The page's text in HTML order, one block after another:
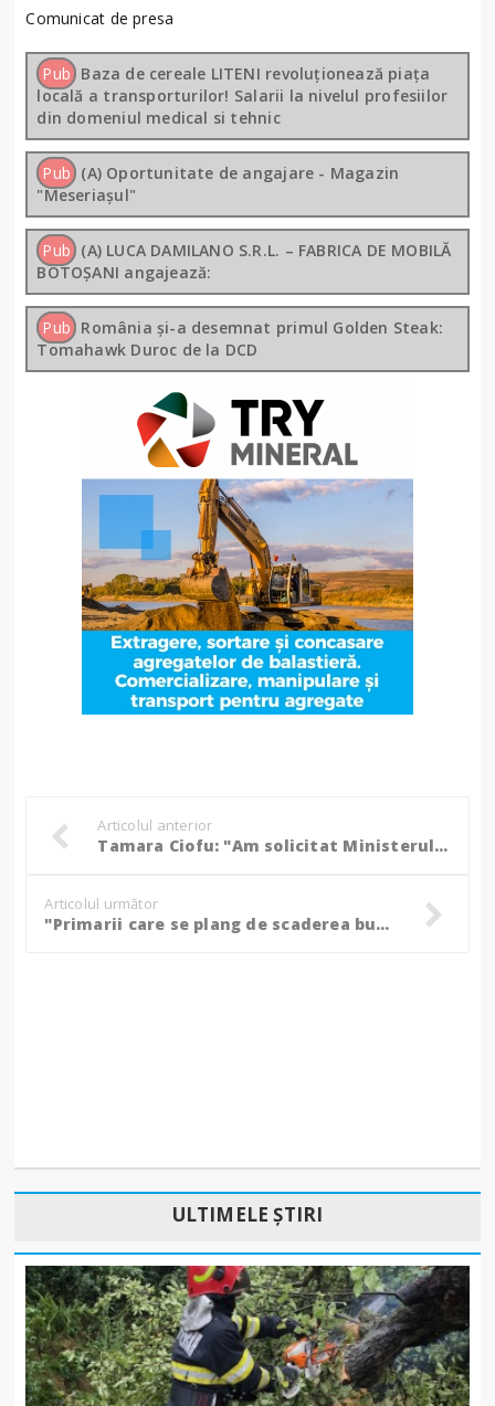
Comunicat de presa
Pub Baza de cereale LITENI revoluționează piața
locală a transporturilor! Salarii la nivelul profesiilor
din domeniul medical si tehnic
Pub (A) Oportunitate de angajare - Magazin
"Meseriașul"
Pub (A) LUCA DAMILANO S.R.L. – FABRICA DE MOBILĂ
BOTOȘANI angajează:
Pub România și-a desemnat primul Golden Steak:
Tomahawk Duroc de la DCD
Articolul anterior
Tamara Ciofu: "Am solicitat Ministerului Sănătății extinderea dreptului de asigurat a medicilor candidați la rezidențiat până la data susținerii examenului"
Articolul următor
"Primarii care se plang de scaderea bugetelor sa renunte la chiolhane si focuri de artificii"
ULTIMELE ȘTIRI